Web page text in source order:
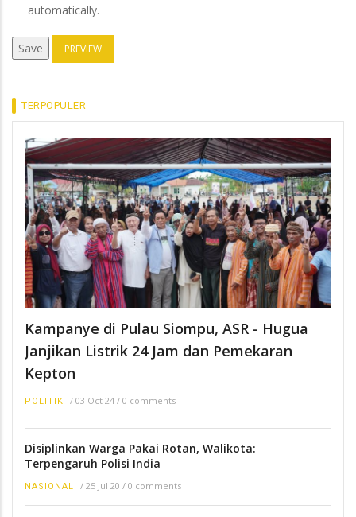
automatically.
TERPOPULER
Kampanye di Pulau Siompu, ASR - Hugua
Janjikan Listrik 24 Jam dan Pemekaran
Kepton
POLITIK / 03 Oct 24 / 0 comments
Disiplinkan Warga Pakai Rotan, Walikota:
Terpengaruh Polisi India
NASIONAL / 25 Jul 20 / 0 comments